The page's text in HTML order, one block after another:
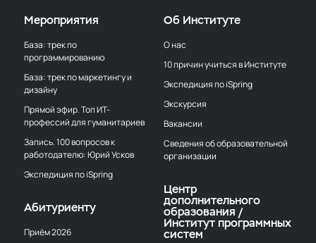
Мероприятия
База: трек по
программированию
База: трек по маркетингу и
дизайну
Прямой эфир. Топ ИТ-
профессий для гуманитариев
Запись. 100 вопросов к
работодателю: Юрий Усков
Экспедиция по iSpring
Абитуриенту
Приём 2026
Об Институте
О нас
10 причин учиться в Институте
Экспедиция по iSpring
Экскурсия
Вакансии
Сведения об образовательной
организации
Центр
дополнительного
образования /
Институт программных
систем